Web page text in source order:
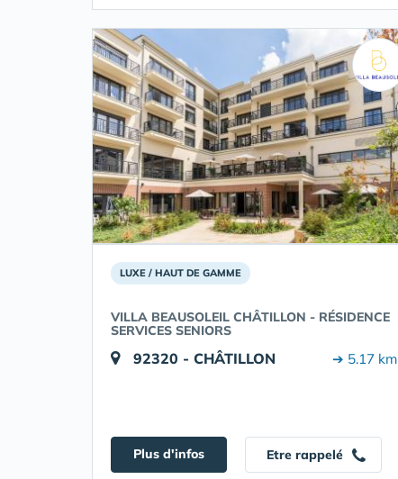
LUXE / HAUT DE GAMME
VILLA BEAUSOLEIL CHÂTILLON - RÉSIDENCE
SERVICES SENIORS
92320 - CHÂTILLON ➔ 5.17 km
Plus d'infos Etre rappelé